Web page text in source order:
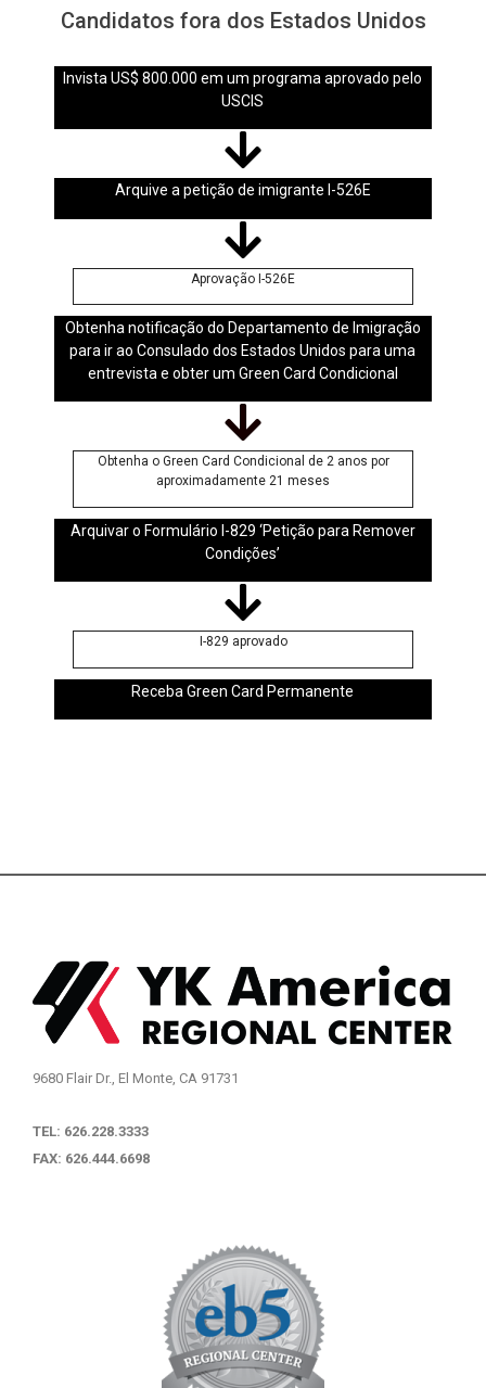
Candidatos fora dos Estados Unidos
Invista US$ 800.000 em um programa aprovado pelo
USCIS
Arquive a petição de imigrante I-526E
Aprovação I-526E
Obtenha notificação do Departamento de Imigração
para ir ao Consulado dos Estados Unidos para uma
entrevista e obter um Green Card Condicional
Obtenha o Green Card Condicional de 2 anos por
aproximadamente 21 meses
Arquivar o Formulário I-829 ‘Petição para Remover
Condições’
I-829 aprovado
Receba Green Card Permanente
9680 Flair Dr., El Monte, CA 91731
TEL: 626.228.3333
FAX: 626.444.6698